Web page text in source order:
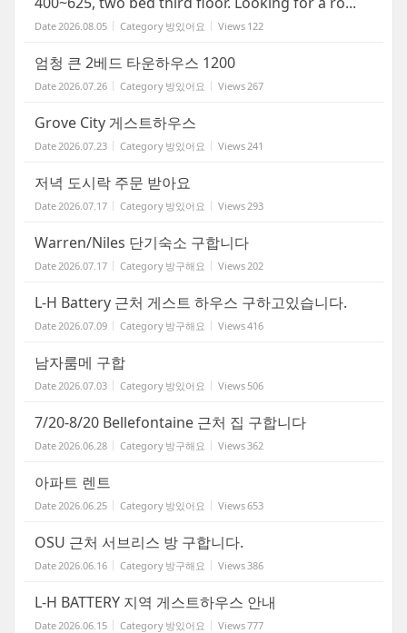
Date2026.08.05 Category 방있어요 Views 122
엄청 큰 2베드 타운하우스 1200
Date2026.07.26 Category 방있어요 Views267
Grove City 게스트하우스
Date2026.07.23 Category 방있어요 Views241
저녁 도시락 주문 받아요
Date2026.07.17 Category 방있어요 Views293
Warren/Niles 단기숙소 구합니다
Date2026.07.17 Category 방구해요 Views202
L-H Battery 근처 게스트 하우스 구하고있습니다.
Date2026.07.09 Category 방구해요 Views416
남자룸메 구합
Date2026.07.03 Category 방있어요 Views 506
7/20-8/20 Bellefontaine 근처 집 구합니다
Date2026.06.28 Category 방구해요 Views362
아파트 렌트
Date2026.06.25 Category 방있어요 Views653
OSU 근처 서브리스 방 구합니다.
Date2026.06.16 Category 방구해요 Views386
L-H BATTERY 지역 게스트하우스 안내
Date2026.06.15 Category 방있어요 Views777